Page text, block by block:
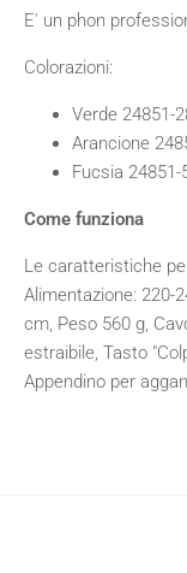
E' un phon
Colorazioni:
Verde 24851-
Arancione
Fucsia 24851-
Come funziona
Le caratteristiche
Alimentazione: 220-
cm, Peso 560 g,
estraibile, Tasto
Appendino per